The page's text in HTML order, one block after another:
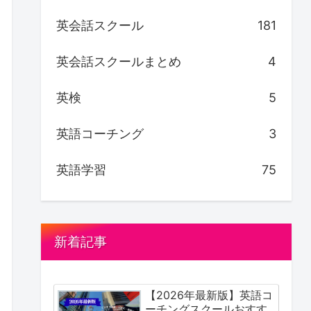
英会話スクール 181
英会話スクールまとめ 4
英検 5
英語コーチング 3
英語学習 75
新着記事
【2026年最新版】英語コ